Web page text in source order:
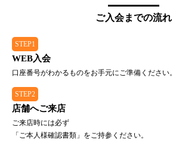
ご入会までの流れ
STEP1
WEB入会
口座番号がわかるものをお手元にご準備ください。
STEP2
店舗へご来店
ご来店時には必ず
「ご本人様確認書類」をご持参ください。